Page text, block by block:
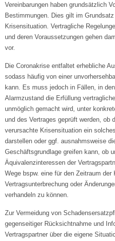
Vereinbarungen haben grundsätzlich
Bestimmungen. Dies gilt im
Krisensituation. Vertragliche
und deren Voraussetzungen gehen
vor.
Die Coronakrise entfaltet erhebliche
sodass häufig von einer
kann. Es muss jedoch in Fällen, in
Alarmzustand die Erfüllung
unmöglich gemacht wird, unter
und des Vertrages geprüft werden, ob
verursachte Krisensituation ein
darstellen oder ggf. ausnahmsweise
Geschäftsgrundlage greifen kann, ob
Äquivalenzinteressen der
Wege bspw. eine für den Zeitraum der
Vertragsunterbrechung oder
verhandeln zu können.
Zur Vermeidung von
gegenseitiger Rücksichtnahme und
Vertragspartner über die eigene